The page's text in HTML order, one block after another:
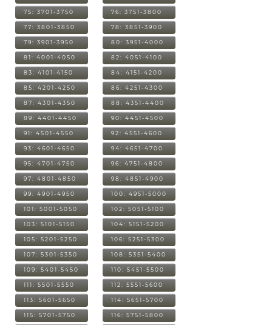
75: 3701-3750 76: 3751-3800
77: 3801-3850 78: 3851-3900
79: 3901-3950 80: 3951-4000
81: 4001-4050 82: 4051-4100
83: 4101-4150 84: 4151-4200
85: 4201-4250 86: 4251-4300
87: 4301-4350 88: 4351-4400
89: 4401-4450 90: 4451-4500
91: 4501-4550 92: 4551-4600
93: 4601-4650 94: 4651-4700
95: 4701-4750 96: 4751-4800
97: 4801-4850 98: 4851-4900
99: 4901-4950 100: 4951-5000
101: 5001-5050 102: 5051-5100
103: 5101-5150 104: 5151-5200
105: 5201-5250 106: 5251-5300
107: 5301-5350 108: 5351-5400
109: 5401-5450 110: 5451-5500
111: 5501-5550 112: 5551-5600
113: 5601-5650 114: 5651-5700
115: 5701-5750 116: 5751-5800